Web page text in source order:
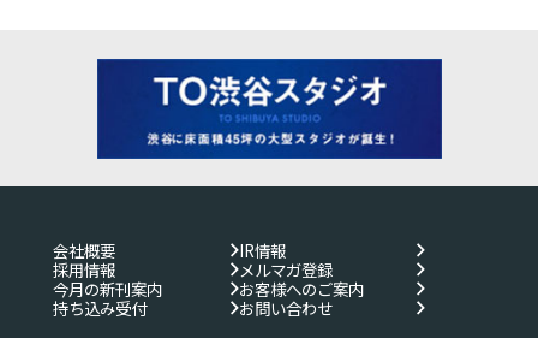
会社概要
IR情報
採用情報
メルマガ登録
今月の新刊案内
お客様へのご案内
持ち込み受付
お問い合わせ